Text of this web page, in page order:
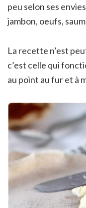
peu selon ses
jambon, oeufs,
La recette n’est
c’est celle qui
au point au fur et à